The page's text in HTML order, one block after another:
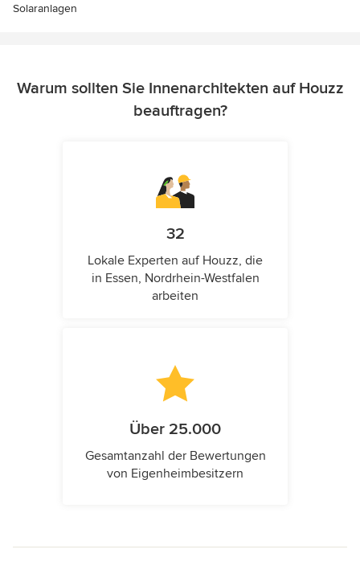
Solaranlagen
Warum sollten Sie Innenarchitekten auf Houzz
beauftragen?
32
Lokale Experten auf Houzz, die
in Essen, Nordrhein-Westfalen
arbeiten
Über 25.000
Gesamtanzahl der Bewertungen
von Eigenheimbesitzern